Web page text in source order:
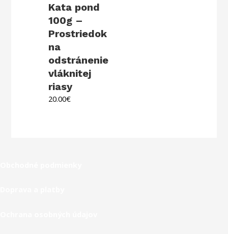
Kata pond
100g –
Prostriedok
na
odstránenie
vláknitej
riasy
20.00€